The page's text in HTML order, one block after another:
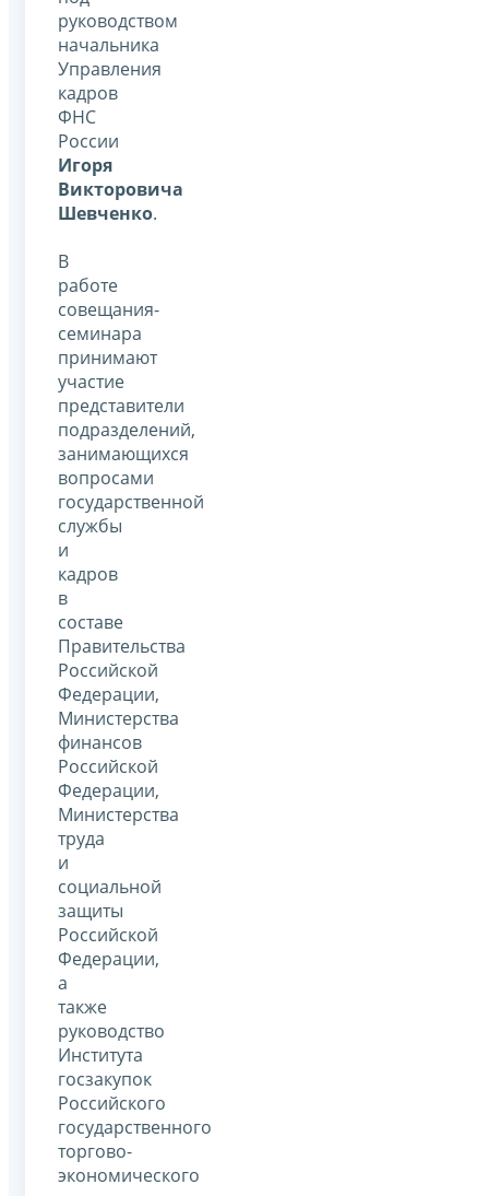
руководством
начальника
Управления
кадров
ФНС
России
Игоря
Викторовича
Шевченко.
В
работе
совещания-
семинара
принимают
участие
представители
подразделений,
занимающихся
вопросами
государственной
службы
и
кадров
в
составе
Правительства
Российской
Федерации,
Министерства
финансов
Российской
Федерации,
Министерства
труда
и
социальной
защиты
Российской
Федерации,
а
также
руководство
Института
госзакупок
Российского
государственного
торгово-
экономического